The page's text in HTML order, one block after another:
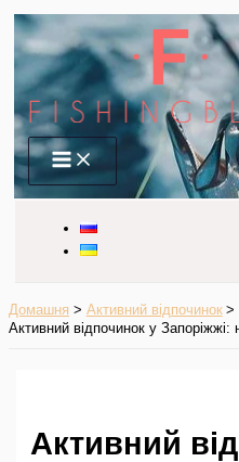
Перейти
вмісту
Main
Menu
Домашня
Активний відпочинок
Активний відпочинок у Запоріжжі:
Активний